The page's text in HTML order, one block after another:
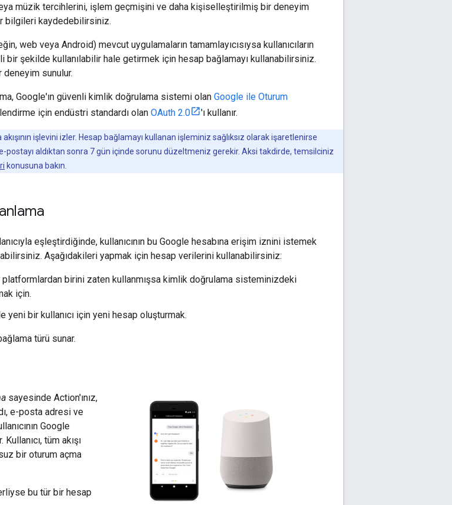
veya müzik tercihlerini, işlem geçmişini ve daha kişiselleştirilmiş bir deneyim
bilgileri kaydedebilirsiniz.
web veya Android) mevcut uygulamaların tamamlayıcısıysa kullanıcıların
şekilde kullanılabilir hale getirmek için hesap bağlamayı kullanabilirsiniz.
sunulur.
Google'ın güvenli kimlik doğrulama sistemi olan Google ile Oturum
için endüstri standardı olan OAuth 2.0 'ı kullanır.
işlevini izler. Hesap bağlamayı kullanan işleminiz sağlıksız olarak işaretlenirse
postayı aldıktan sonra 7 gün içinde sorunu düzeltmeniz gerekir. Aksi takdirde, temsilciniz
konusuna bakın.
eşleştirdiğinde, kullanıcının bu Google hesabına erişim iznini istemek
Aşağıdakileri yapmak için hesap verilerini kullanabilirsiniz:
platformlardan birini zaten kullanmışsa kimlik doğrulama sisteminizdeki
için.
bir kullanıcı için yeni hesap oluşturmak.
türü sunar.
sayesinde Action'ınız,
e-posta adresi ve
Google
tüm akışı
bir oturum açma
bu tür bir hesap